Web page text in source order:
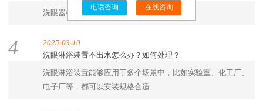
洗眼器行业投标乱象...
4
2025-03-10
洗眼淋浴装置不出水怎么办？如何处理？
洗眼淋浴装置能够应用于多个场景中，比如实验室、化工厂、
电子厂等，都可以安装规格合适...
电话咨询 在线咨询